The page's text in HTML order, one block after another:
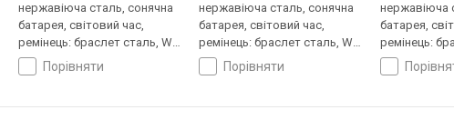
нержавіюча сталь, сонячна
батарея, світовий час,
ремінець: браслет сталь, WR
100, Японіяпорівняти
нержавіюча сталь, сонячна
батарея, світовий час,
ремінець: браслет сталь, WR
100, Японіяпорівняти
нержавіюча
батарея,
ремінець:
100, Японія